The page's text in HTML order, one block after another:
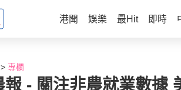
港聞 娛樂 最Hit 即時
專欄
報 - 關注非農就業數據